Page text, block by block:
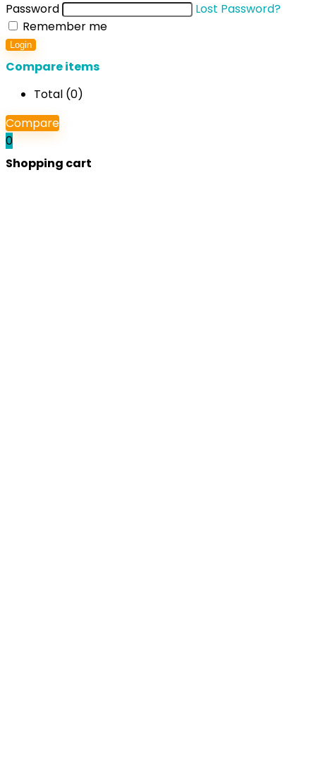
Password
Lost Password?
Remember me
Login
Compare items
Total (0)
Compare
0
Shopping cart